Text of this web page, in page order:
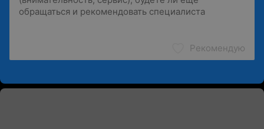
Рекомендую